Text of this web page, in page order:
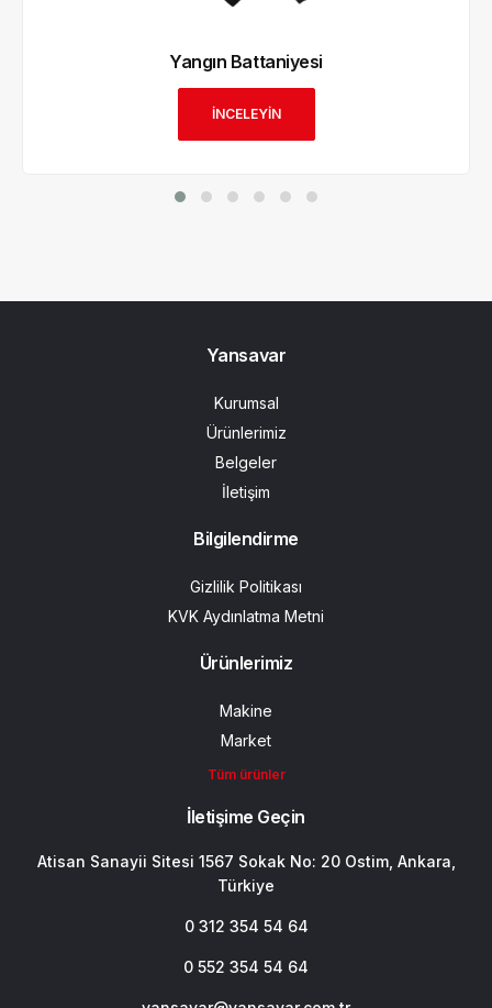
Yangın Battaniyesi
İNCELEYİN
Yansavar
Kurumsal
Ürünlerimiz
Belgeler
İletişim
Bilgilendirme
Gizlilik Politikası
KVK Aydınlatma Metni
Ürünlerimiz
Makine
Market
Tüm ürünler
İletişime Geçin
Atisan Sanayii Sitesi 1567 Sokak No: 20 Ostim, Ankara,
Türkiye
0 312 354 54 64
0 552 354 54 64